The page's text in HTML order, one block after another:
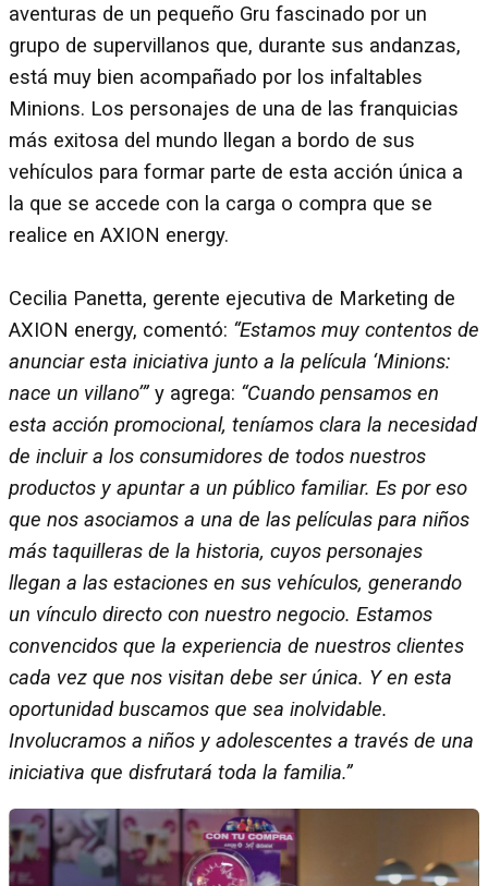
aventuras de un pequeño Gru fascinado por un
grupo de supervillanos que, durante sus andanzas,
está muy bien acompañado por los infaltables
Minions. Los personajes de una de las franquicias
más exitosa del mundo llegan a bordo de sus
vehículos para formar parte de esta acción única a
la que se accede con la carga o compra que se
realice en AXION energy.
Cecilia Panetta, gerente ejecutiva de Marketing de
AXION energy, comentó: “Estamos muy contentos de
anunciar esta iniciativa junto a la película ‘Minions:
nace un villano’” y agrega: “Cuando pensamos en
esta acción promocional, teníamos clara la necesidad
de incluir a los consumidores de todos nuestros
productos y apuntar a un público familiar. Es por eso
que nos asociamos a una de las películas para niños
más taquilleras de la historia, cuyos personajes
llegan a las estaciones en sus vehículos, generando
un vínculo directo con nuestro negocio. Estamos
convencidos que la experiencia de nuestros clientes
cada vez que nos visitan debe ser única. Y en esta
oportunidad buscamos que sea inolvidable.
Involucramos a niños y adolescentes a través de una
iniciativa que disfrutará toda la familia.”